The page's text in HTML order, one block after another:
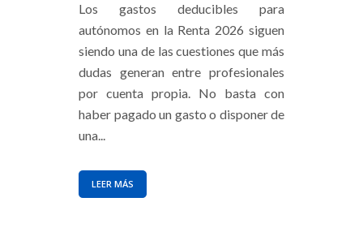
Los gastos deducibles para
autónomos en la Renta 2026 siguen
siendo una de las cuestiones que más
dudas generan entre profesionales
por cuenta propia. No basta con
haber pagado un gasto o disponer de
una...
LEER MÁS